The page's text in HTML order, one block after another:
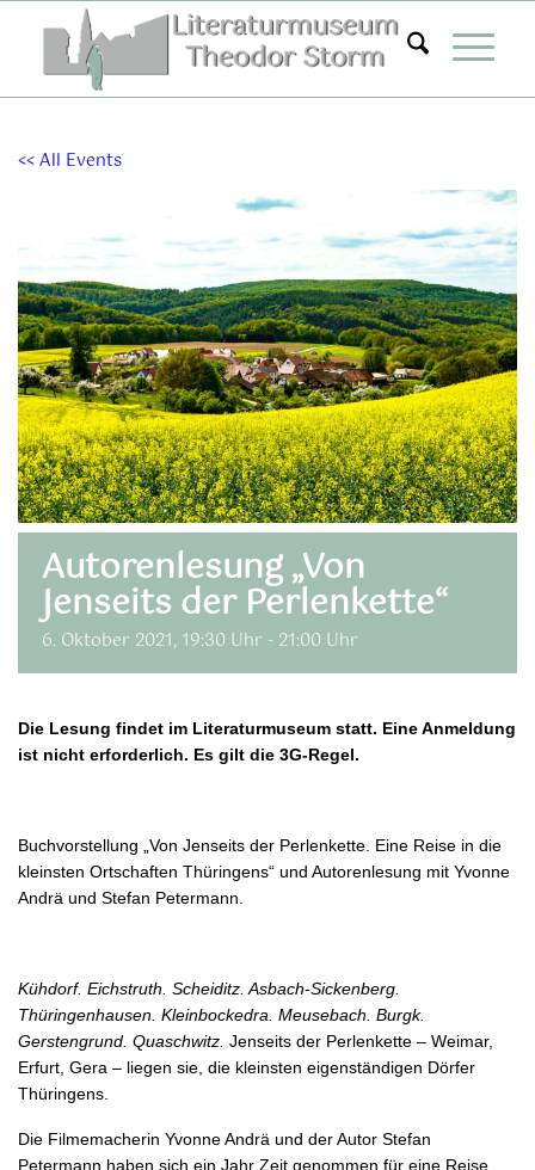
springen
<< All Events
Autorenlesung „Von
Jenseits der Perlenkette“
6. Oktober 2021, 19:30 Uhr - 21:00 Uhr
Die Lesung findet im Literaturmuseum statt. Eine Anmeldung
ist nicht erforderlich. Es gilt die 3G-Regel.
Buchvorstellung „Von Jenseits der Perlenkette. Eine Reise in die
kleinsten Ortschaften Thüringens“ und Autorenlesung mit Yvonne
Andrä und Stefan Petermann.
Kühdorf. Eichstruth. Scheiditz. Asbach-Sickenberg.
Thüringenhausen. Kleinbockedra. Meusebach. Burgk.
Gerstengrund. Quaschwitz. Jenseits der Perlenkette – Weimar,
Erfurt, Gera – liegen sie, die kleinsten eigenständigen Dörfer
Thüringens.
Die Filmemacherin Yvonne Andrä und der Autor Stefan
Petermann haben sich ein Jahr Zeit genommen für eine Reise